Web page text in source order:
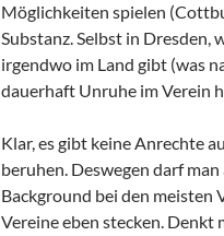
Möglichkeiten spielen
Substanz. Selbst in Dresden,
irgendwo im Land gibt (was
dauerhaft Unruhe im Verein
Klar, es gibt keine Anrechte
beruhen. Deswegen darf
Background bei den meisten
Vereine eben stecken. Denkt